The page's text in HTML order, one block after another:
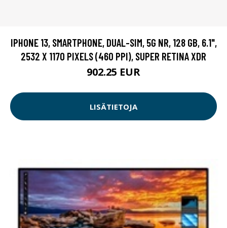
IPHONE 13, SMARTPHONE, DUAL-SIM, 5G NR, 128 GB, 6.1",
2532 X 1170 PIXELS (460 PPI), SUPER RETINA XDR
902.25 EUR
LISÄTIETOJA